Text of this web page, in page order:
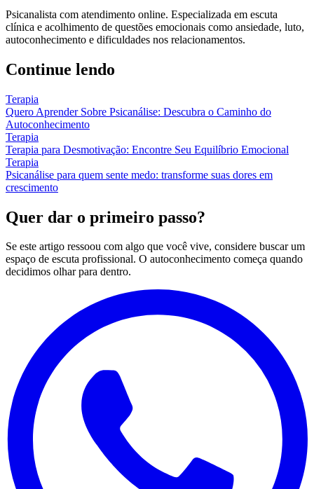
Psicanalista com atendimento online. Especializada em escuta
clínica e acolhimento de questões emocionais como ansiedade, luto,
autoconhecimento e dificuldades nos relacionamentos.
Continue lendo
Terapia
Quero Aprender Sobre Psicanálise: Descubra o Caminho do
Autoconhecimento
Terapia
Terapia para Desmotivação: Encontre Seu Equilíbrio Emocional
Terapia
Psicanálise para quem sente medo: transforme suas dores em
crescimento
Quer dar o primeiro passo?
Se este artigo ressoou com algo que você vive, considere buscar um
espaço de escuta profissional. O autoconhecimento começa quando
decidimos olhar para dentro.